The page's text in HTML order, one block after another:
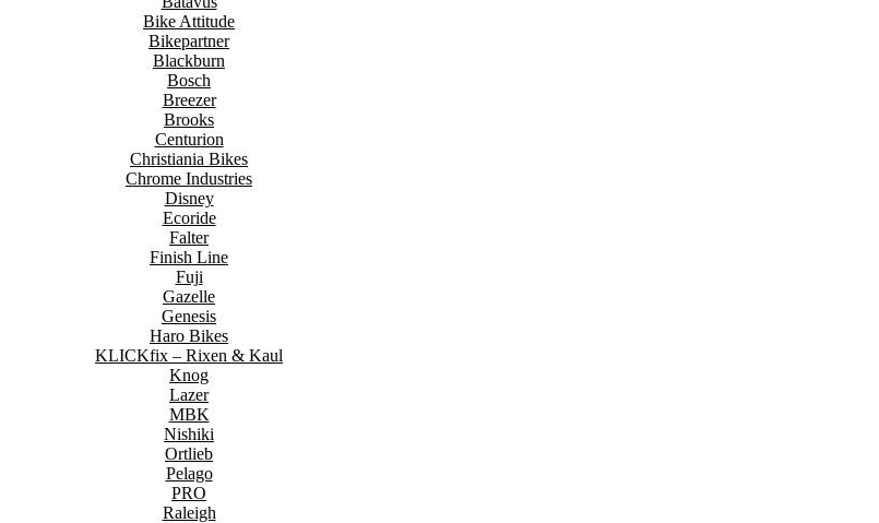
Bike Attitude
Bikepartner
Blackburn
Bosch
Breezer
Brooks
Centurion
Christiania Bikes
Chrome Industries
Disney
Ecoride
Falter
Finish Line
Fuji
Gazelle
Genesis
Haro Bikes
KLICKfix – Rixen & Kaul
Knog
Lazer
MBK
Nishiki
Ortlieb
Pelago
PRO
Raleigh